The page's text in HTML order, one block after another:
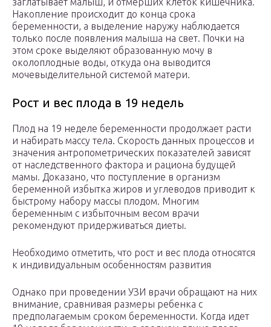
Накопление происходит до конца срока
беременности, а выделение наружу наблюдается
только после появления малыша на свет. Почки на
этом сроке выделяют образованную мочу в
околоплодные воды, откуда она выводится
мочевыделительной системой матери.
Рост и вес плода в 19 недель
Плод на 19 неделе беременности продолжает расти
и набирать массу тела. Скорость данных процессов и
значения антропометрических показателей зависят
от наследственного фактора и рациона будущей
мамы. Доказано, что поступление в организм
беременной избытка жиров и углеводов приводит к
быстрому набору массы плодом. Многим
беременным с избыточным весом врачи
рекомендуют придерживаться диеты.
Необходимо отметить, что рост и вес плода относятся
к индивидуальным особенностям развития
Однако при проведении УЗИ врачи обращают на них
внимание, сравнивая размеры ребенка с
предполагаемым сроком беременности. Когда идет